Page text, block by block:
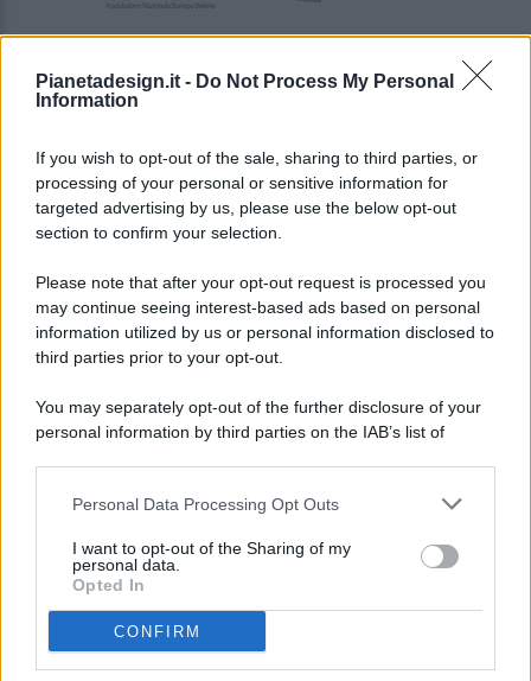
Pianetadesign.it - Do Not Process My Personal
Information
If you wish to opt-out of the sale, sharing to third parties, or
processing of your personal or sensitive information for
targeted advertising by us, please use the below opt-out
section to confirm your selection.
Please note that after your opt-out request is processed you
may continue seeing interest-based ads based on personal
information utilized by us or personal information disclosed to
third parties prior to your opt-out.
You may separately opt-out of the further disclosure of your
personal information by third parties on the IAB’s list of
This information may also be disclosed by us to third parties
disclose it to other third parties.
Personal Data Processing Opt Outs
I want to opt-out of the Sharing of my
personal data.
Opted In
CONFIRM
© 2026 - Pianeta Design - P.IVA 04827280654 - Testata
Registrata Al Tribunale Di Nocera Inferiore N. 8/2020 - RG N.
ISCRIZIONE AL ROC N. 35792 – ISCRITTA ALL’ANSO
(ASSOCIAZIONE NAZIONALE STAMPA ONLINE)
PREFERENZE PRIVACY